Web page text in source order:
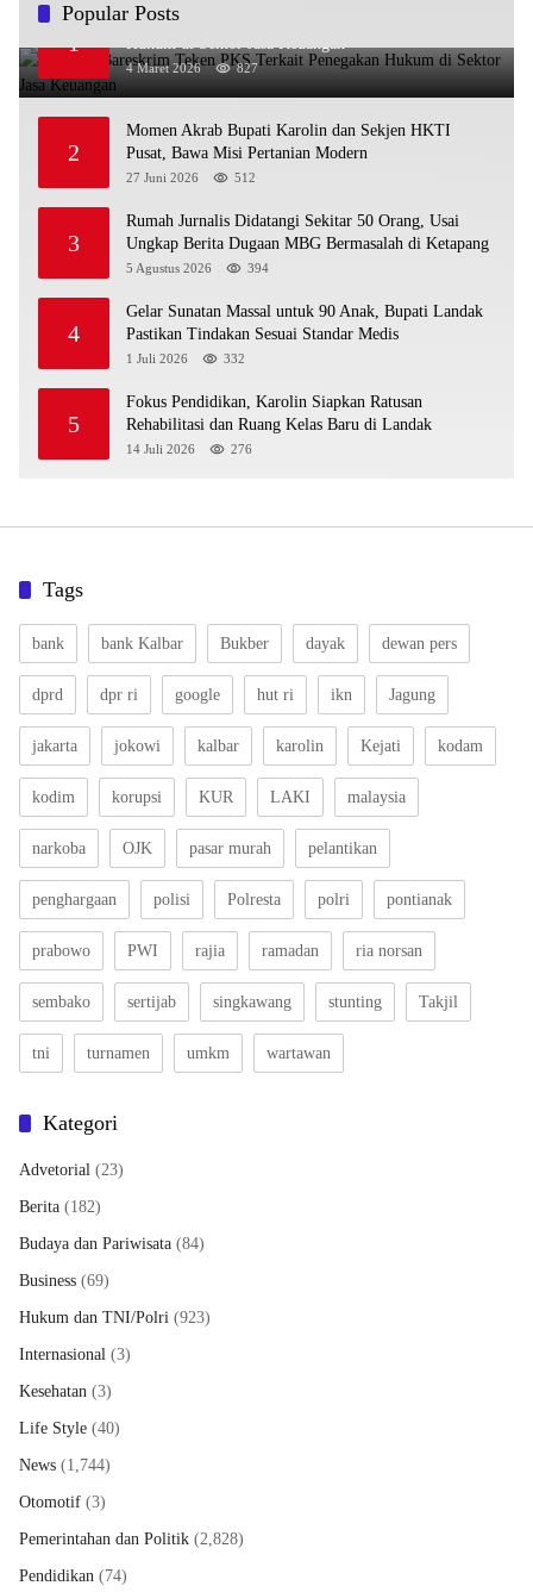
Popular Posts
1
OJK dan Bareskrim Teken PKS Terkait Penegakan
Hukum di Sektor Jasa Keuangan
4 Maret 2026 827
2
Momen Akrab Bupati Karolin dan Sekjen HKTI
27 Juni 2026 512
3
Rumah Jurnalis Didatangi Sekitar 50 Orang, Usai
Ungkap Berita Dugaan MBG Bermasalah di Ketapang
5 Agustus 2026 394
4
Gelar Sunatan Massal untuk 90 Anak, Bupati Landak
Pastikan Tindakan Sesuai Standar Medis
1 Juli 2026 332
5
Fokus Pendidikan, Karolin Siapkan Ratusan
Rehabilitasi dan Ruang Kelas Baru di Landak
14 Juli 2026 276
Tags
bank bank Kalbar Bukber dayak dewan pers
dprd dpr ri google hut ri ikn Jagung
jakarta jokowi kalbar karolin Kejati kodam
kodim korupsi KUR LAKI malaysia
narkoba OJK pasar murah pelantikan
penghargaan polisi Polresta polri pontianak
prabowo PWI rajia ramadan ria norsan
sembako sertijab singkawang stunting Takjil
tni turnamen umkm wartawan
Kategori
Advetorial (23)
Berita (182)
Budaya dan Pariwisata (84)
Business (69)
Hukum dan TNI/Polri (923)
Internasional (3)
Kesehatan (3)
Life Style (40)
News (1,744)
Otomotif (3)
Pemerintahan dan Politik (2,828)
Pendidikan (74)